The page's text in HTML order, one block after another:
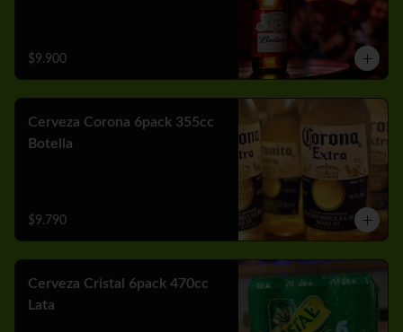
$9.900
Cerveza Corona 6pack 355cc
Botella
$9.790
Cerveza Cristal 6pack 470cc
Lata